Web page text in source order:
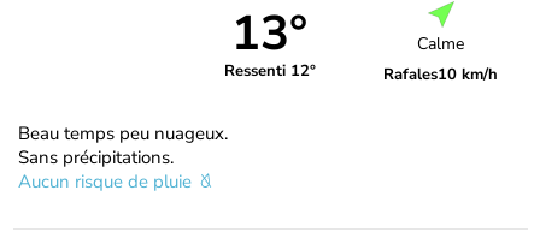
13°
Ressenti 12°
Calme
Rafales10 km/h
Beau temps peu nuageux.
Sans précipitations.
Aucun risque de pluie